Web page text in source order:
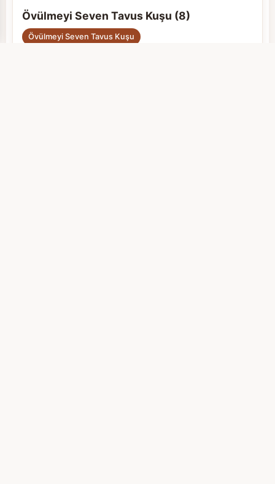
Övülmeyi Seven Tavus Kuşu (8)
Övülmeyi Seven Tavus Kuşu